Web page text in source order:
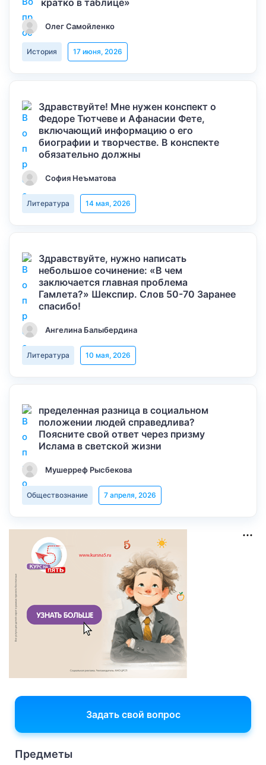
кратко в таблице»
Олег Самойленко
История 17 июня, 2026
Здравствуйте! Мне нужен конспект о
Федоре Тютчеве и Афанасии Фете,
включающий информацию о его
биографии и творчестве. В конспекте
обязательно должны
София Неъматова
Литература 14 мая, 2026
Здравствуйте, нужно написать
небольшое сочинение: «В чем
заключается главная проблема
Гамлета?» Шекспир. Слов 50-70 Заранее
спасибо!
Ангелина Балыбердина
Литература 10 мая, 2026
пределенная разница в социальном
положении людей справедлива?
Поясните свой ответ через призму
Ислама в светской жизни
Мушерреф Рысбекова
Обществознание 7 апреля, 2026
Задать свой вопрос
Предметы